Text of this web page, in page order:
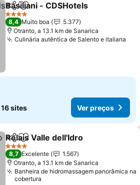
PartilharAdicionar aos favoritos
Basiliani - CDSHotels
4 Estrelas
8,4 Muito boa
5.377
Otranto, a 13.1 km de Sanarica
Culinária autêntica de Salento e italiana
16 sites Ver preços
PartilharAdicionar aos favoritos
Relais Valle dell'Idro
4 Estrelas
8,7 Excelente
1.567
Otranto, a 13.1 km de Sanarica
Banheira de hidromassagem panorâmica na
cobertura